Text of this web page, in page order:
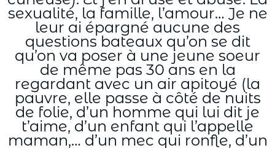
sexualité, la famille, l’amour… Je ne
leur ai épargné aucune des
questions bateaux qu’on se dit
qu’on va poser à une jeune soeur
de même pas 30 ans en la
regardant avec un air apitoyé (la
pauvre, elle passe à côté de nuits
de folie, d’un homme qui lui dit je
t’aime, d’un enfant qui l’appelle
maman,… d’un mec qui ronfle, d’un